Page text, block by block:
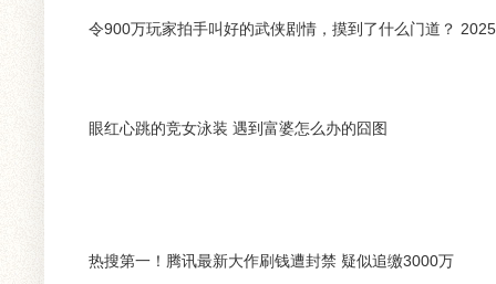
令900万玩家拍手叫好的武侠剧情，摸到了什么门道？
眼红心跳的竞女泳装 遇到富婆怎么办的囧图
热搜第一！腾讯最新大作刷钱遭封禁 疑似追缴3000万